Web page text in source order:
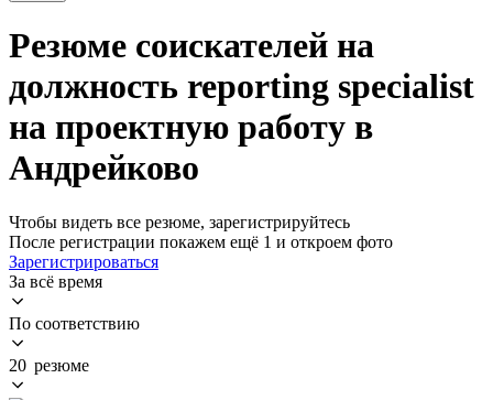
Резюме соискателей на
должность reporting specialist
на проектную работу в
Андрейково
Чтобы видеть все резюме, зарегистрируйтесь
После регистрации покажем ещё 1 и откроем фото
Зарегистрироваться
За всё время
По соответствию
20 резюме